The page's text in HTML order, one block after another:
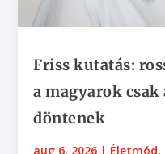
Friss kutatás:
a magyarok csak
döntenek
aug 6, 2026 | Életmód,